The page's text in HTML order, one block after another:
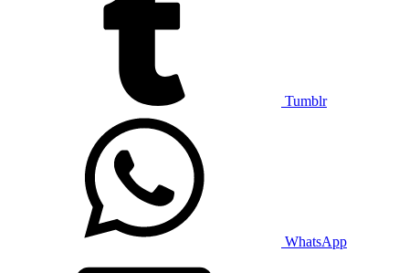
Tumblr
WhatsApp